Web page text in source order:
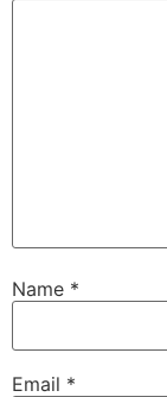
Name *
Email *